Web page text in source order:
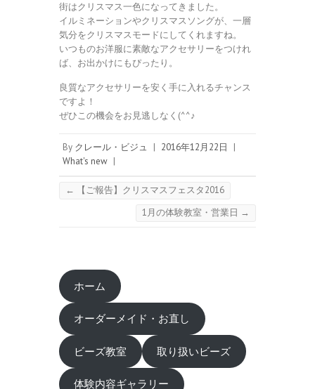
街はクリスマス一色になってきました。
イルミネーションやクリスマスソングが、一層
気分をクリスマスモードにしてくれますね。
いつものお洋服に素敵なアクセサリーをつけれ
ば、お出かけにもぴったり。
良質なアクセサリーを安く手に入れるチャンス
ですよ！
ぜひこの機会をお見逃しなく(^^♪
By クレール・ビジュ | 2016年12月22日
|
What's new |
←
【ご報告】クリスマスフェスタ2016
1月の体験教室・営業日 →
ホーム
オーダーメイド・お直し
ビーズ教室 取り扱いビーズ
体験内容ギャラリー